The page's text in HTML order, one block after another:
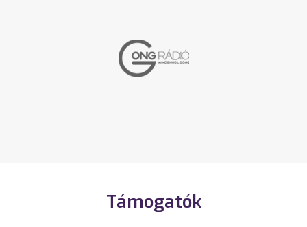
Támogatók